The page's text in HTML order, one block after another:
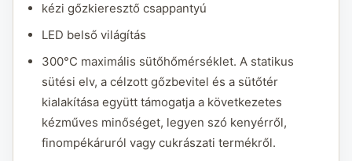
kézi gőzkieresztő csappantyú
LED belső világítás
300°C maximális sütőhőmérséklet. A statikus
sütési elv, a célzott gőzbevitel és a sütőtér
kialakítása együtt támogatja a következetes
kézműves minőséget, legyen szó kenyérről,
finompékáruról vagy cukrászati termékről.